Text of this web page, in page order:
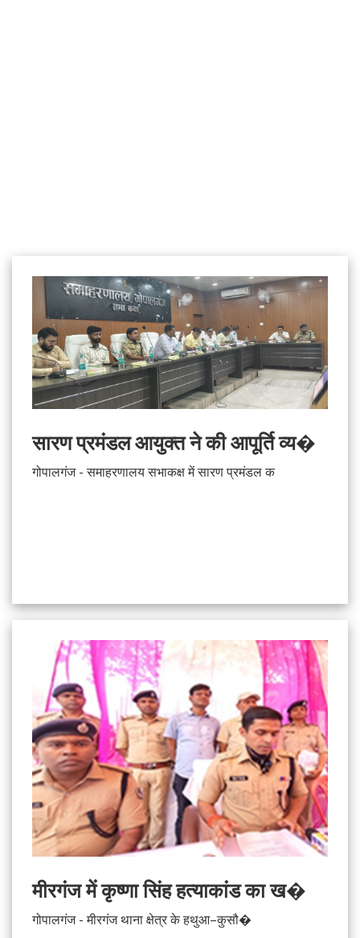
सारण प्रमंडल आयुक्त ने की आपूर्ति व्य�
गोपालगंज - समाहरणालय सभाकक्ष में सारण प्रमंडल क
मीरगंज में कृष्णा सिंह हत्याकांड का ख�
गोपालगंज - मीरगंज थाना क्षेत्र के हथुआ–कुसौ�